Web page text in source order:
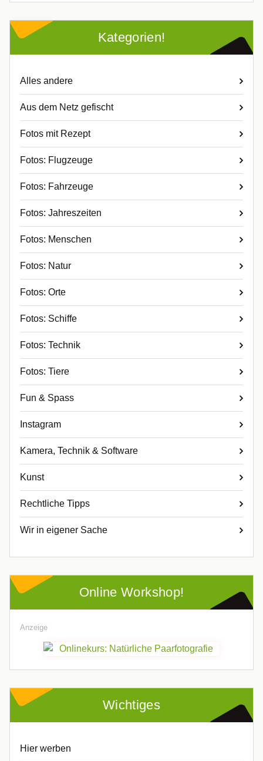
Kategorien!
Alles andere
Aus dem Netz gefischt
Fotos mit Rezept
Fotos: Flugzeuge
Fotos: Fahrzeuge
Fotos: Jahreszeiten
Fotos: Menschen
Fotos: Natur
Fotos: Orte
Fotos: Schiffe
Fotos: Technik
Fotos: Tiere
Fun & Spass
Instagram
Kamera, Technik & Software
Kunst
Rechtliche Tipps
Wir in eigener Sache
Online Workshop!
Anzeige
Wichtiges
Hier werben